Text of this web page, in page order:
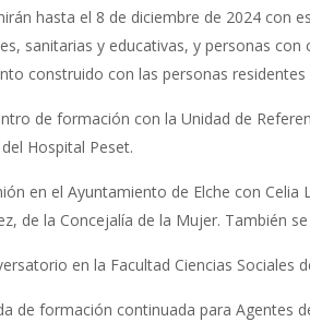
hasta el 8 de diciembre de 2024 con
sanitarias y educativas, y personas
construido con las personas residentes
de formación con la Unidad de
Hospital Peset.
en el Ayuntamiento de Elche con
de la Concejalía de la Mujer. También
en la Facultad Ciencias Sociales
de formación continuada para Agentes